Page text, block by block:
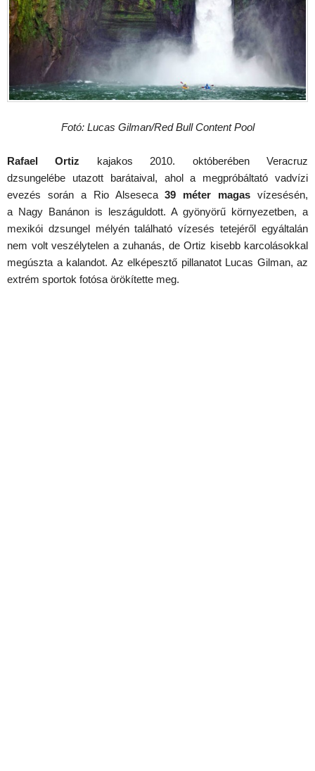
Fotó: Lucas Gilman/Red Bull Content Pool
Rafael Ortiz kajakos 2010. októberébenVeracruz
dzsungelébe utazott barátaival, ahol a megpróbáltató vadvízi
evezés során a
Rio Alseseca39 méter magas vízesésén,
a Nagy Banánon is leszáguldott. A gyönyörű környezetben, a
mexikói dzsungel mélyén található vízesés tetejéről egyáltalán
nem volt veszélytelen a zuhanás, de Ortiz kisebb karcolásokkal
megúszta a kalandot. Az elképesztő pillanatot Lucas Gilman, az
extrém sportok fotósa örökítette meg.